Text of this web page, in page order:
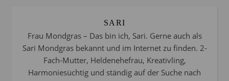
SARI
Frau Mondgras – Das bin ich, Sari. Gerne auch als
Sari Mondgras bekannt und im Internet zu finden. 2-
Fach-Mutter, Heldenehefrau, Kreativling,
Harmoniesüchtig und ständig auf der Suche nach